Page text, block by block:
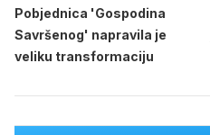
Pobjednica 'Gospodina
Savršenog' napravila je
veliku transformaciju